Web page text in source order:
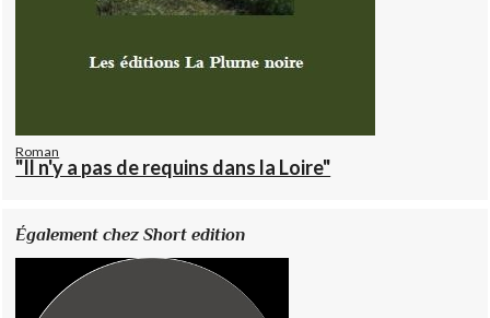
Roman
"Il n'y a pas de requins dans la Loire"
Également chez Short edition